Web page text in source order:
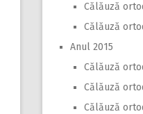
Călăuză
Călăuză
Anul 2015
Călăuză
Călăuză
Călăuză